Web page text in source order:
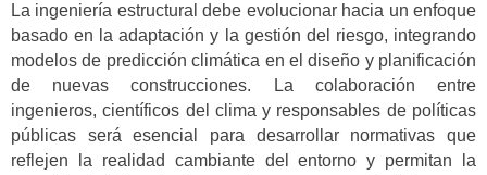
La ingeniería estructural debe evolucionar hacia un enfoque
basado en la adaptación y la gestión del riesgo, integrando
modelos de predicción climática en el diseño y planificación
de nuevas construcciones. La colaboración entre
ingenieros, científicos del clima y responsables de políticas
públicas será esencial para desarrollar normativas que
reflejen la realidad cambiante del entorno y permitan la